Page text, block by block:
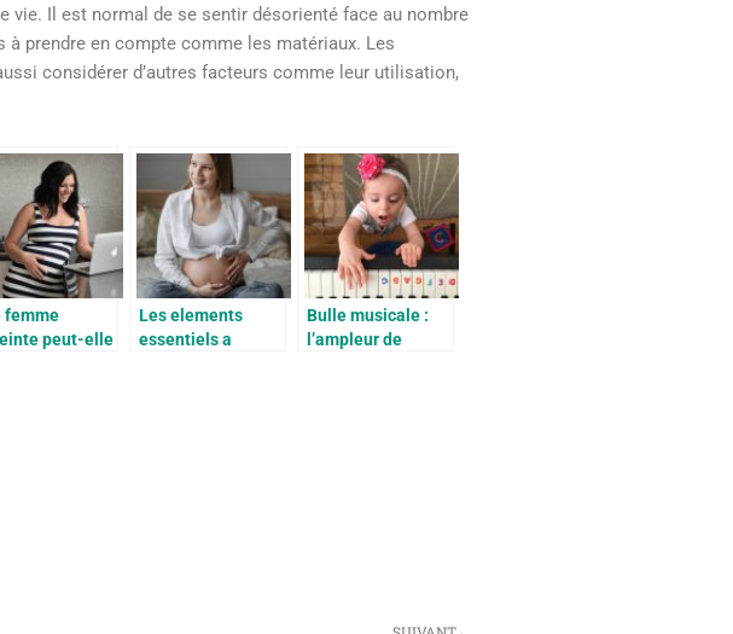
vie. Il est normal de se sentir désorienté face au nombre
prendre en compte comme les matériaux. Les
considérer d’autres facteurs comme leur utilisation,
femme
peut-elle
Les elements
essentiels a
Bulle musicale :
l’ampleur de